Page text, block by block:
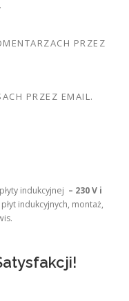
PRZEZ
PRZEZ EMAIL.
indukcyjnej – 230 V i
indukcyjnych, montaż,